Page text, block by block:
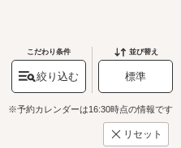
こだわり条件
絞り込む
並び替え
標準
※予約カレンダーは16:30時点の情報です
リセット